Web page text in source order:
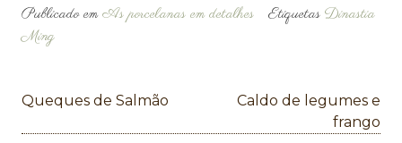
Publicado emAs porcelanas em detalhes Etiquetas Dinastia
Ming
Navegação
Queques de Salmão
Caldo de legumes e
frango